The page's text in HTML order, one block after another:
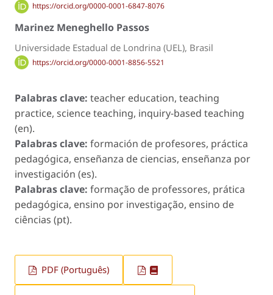
https://orcid.org/0000-0001-6847-8076
Marinez Meneghello Passos
Universidade Estadual de Londrina (UEL), Brasil
https://orcid.org/0000-0001-8856-5521
Palabras clave: teacher education, teaching
practice, science teaching, inquiry-based teaching
(en).
Palabras clave: formación de profesores, práctica
pedagógica, enseñanza de ciencias, enseñanza por
investigación (es).
Palabras clave: formação de professores, prática
pedagógica, ensino por investigação, ensino de
ciências (pt).
PDF (Português)